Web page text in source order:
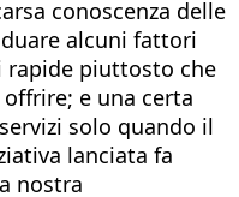
conoscenza delle
alcuni fattori
rapide piuttosto che
e una certa
solo quando il
lanciata fa
nostra